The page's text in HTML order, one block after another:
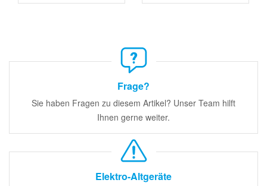
Frage?
Sie haben Fragen zu diesem Artikel? Unser Team hilft
Ihnen gerne weiter.
Elektro-Altgeräte